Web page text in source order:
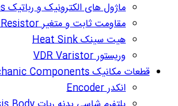
ماژول های الکترونیک و رباتیک Modules
مقاومت ثابت و متغیر Var & Fix Resistor
هیت سینک Heat Sink
وریستور VDR Varistor
قطعات مکانیک Mechanic Components
انکدر Encoder